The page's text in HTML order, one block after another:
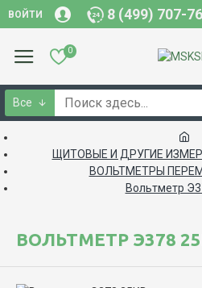
ВОЙТИ 8 (499) 707-
0
Все
ЩИТОВЫЕ И ДРУГИЕ
ВОЛЬТМЕТРЫ
Вольтметр
ВОЛЬТМЕТР Э378